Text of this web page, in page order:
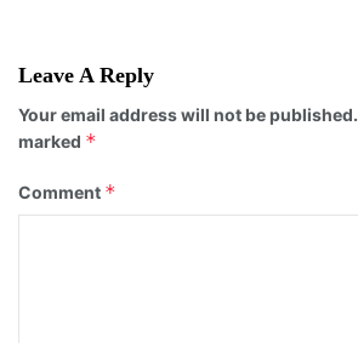
Leave A Reply
Your email address will not be published.
marked *
Comment *